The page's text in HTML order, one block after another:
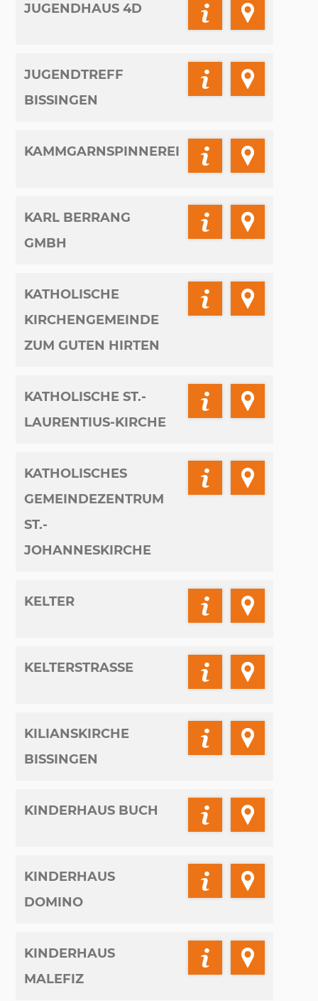
JUGENDHAUS 4D
JUGENDTREFF
BISSINGEN
KAMMGARNSPINNEREI
KARL BERRANG
GMBH
KATHOLISCHE
KIRCHENGEMEINDE
ZUM GUTEN HIRTEN
KATHOLISCHE ST.-
LAURENTIUS-KIRCHE
KATHOLISCHES
GEMEINDEZENTRUM
ST.-
JOHANNESKIRCHE
KELTER
KELTERSTRASSE
KILIANSKIRCHE
BISSINGEN
KINDERHAUS BUCH
KINDERHAUS
DOMINO
KINDERHAUS
MALEFIZ